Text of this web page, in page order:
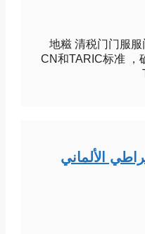
地糍 清税门门服
CN和TARIC标准
الألماني